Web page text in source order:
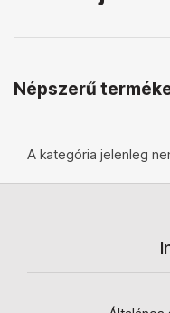
Népszerű
A kategória jelenleg